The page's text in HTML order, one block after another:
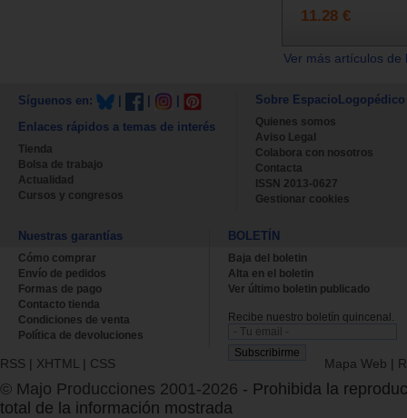
11.28 €
Ver más artículos
Síguenos en:
Enlaces rápidos a temas de interés
Tienda
Bolsa de trabajo
Actualidad
Cursos y congresos
Sobre EspacioLogopédico
Quienes somos
Aviso Legal
Colabora con nosotros
Contacta
ISSN 2013-0627
Gestionar cookies
Nuestras garantías
Cómo comprar
Envío de pedidos
Formas de pago
Contacto tienda
Condiciones de venta
Política de devoluciones
BOLETÍN
Baja del boletin
Alta en el boletin
Ver último boletin publicado
Recibe nuestro boletín quincenal.
RSS | XHTML | CSS Mapa Web |
© Majo Producciones 2001-2026 - Prohibida la
total de la información mostrada